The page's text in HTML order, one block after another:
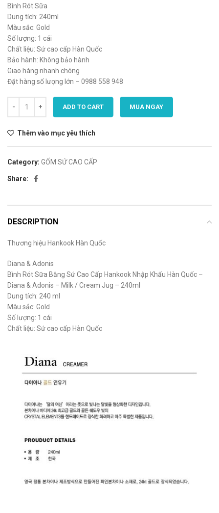
Bình Rót Sữa
Dung tích: 240ml
Màu sắc: Gold
Số lượng: 1 cái
Chất liệu: Sứ cao cấp Hàn Quốc
Bảo hành: Không bảo hành
Giao hàng nhanh chóng
Đặt hàng số lượng lớn – 0988 558 948
ADD TO CART MUA NGAY
Thêm vào mục yêu thích
Category: GỐM SỨ CAO CẤP
Share:
DESCRIPTION
Thương hiệu Hankook Hàn Quốc
Diana & Adonis
Bình Rót Sữa Bằng Sứ Cao Cấp Hankook Nhập Khẩu Hàn Quốc –
Diana & Adonis – Milk / Cream Jug – 240ml
Dung tích: 240 ml
Màu sắc: Gold
Số lượng: 1 cái
Chất liệu: Sứ cao cấp Hàn Quốc